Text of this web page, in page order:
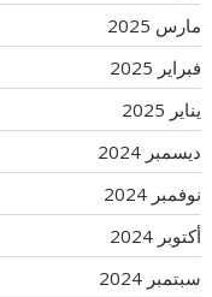
مارس 2025
فبراير 2025
يناير 2025
ديسمبر 2024
نوفمبر 2024
أكتوبر 2024
سبتمبر 2024